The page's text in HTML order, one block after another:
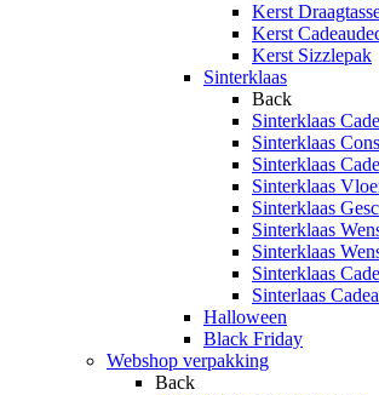
Kerst
Kerst
Kerst Sizzlepak
Sinterklaas
Back
Sinterklaas
Sinterklaas
Sinterklaas
Sinterklaas
Sinterklaas
Sinterklaas
Sinterklaas
Sinterklaas
Sinterlaas
Halloween
Black Friday
Webshop verpakking
Back